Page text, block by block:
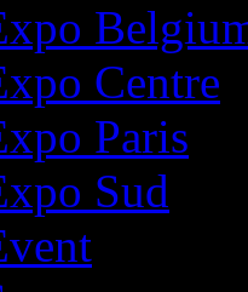
Centre
Paris
Sud